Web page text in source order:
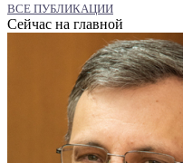
ВСЕ ПУБЛИКАЦИИ
Сейчас на главной